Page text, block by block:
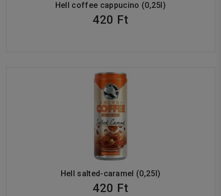
Hell coffee cappucino (0,25l)
420 Ft
Hell salted-caramel (0,25l)
420 Ft